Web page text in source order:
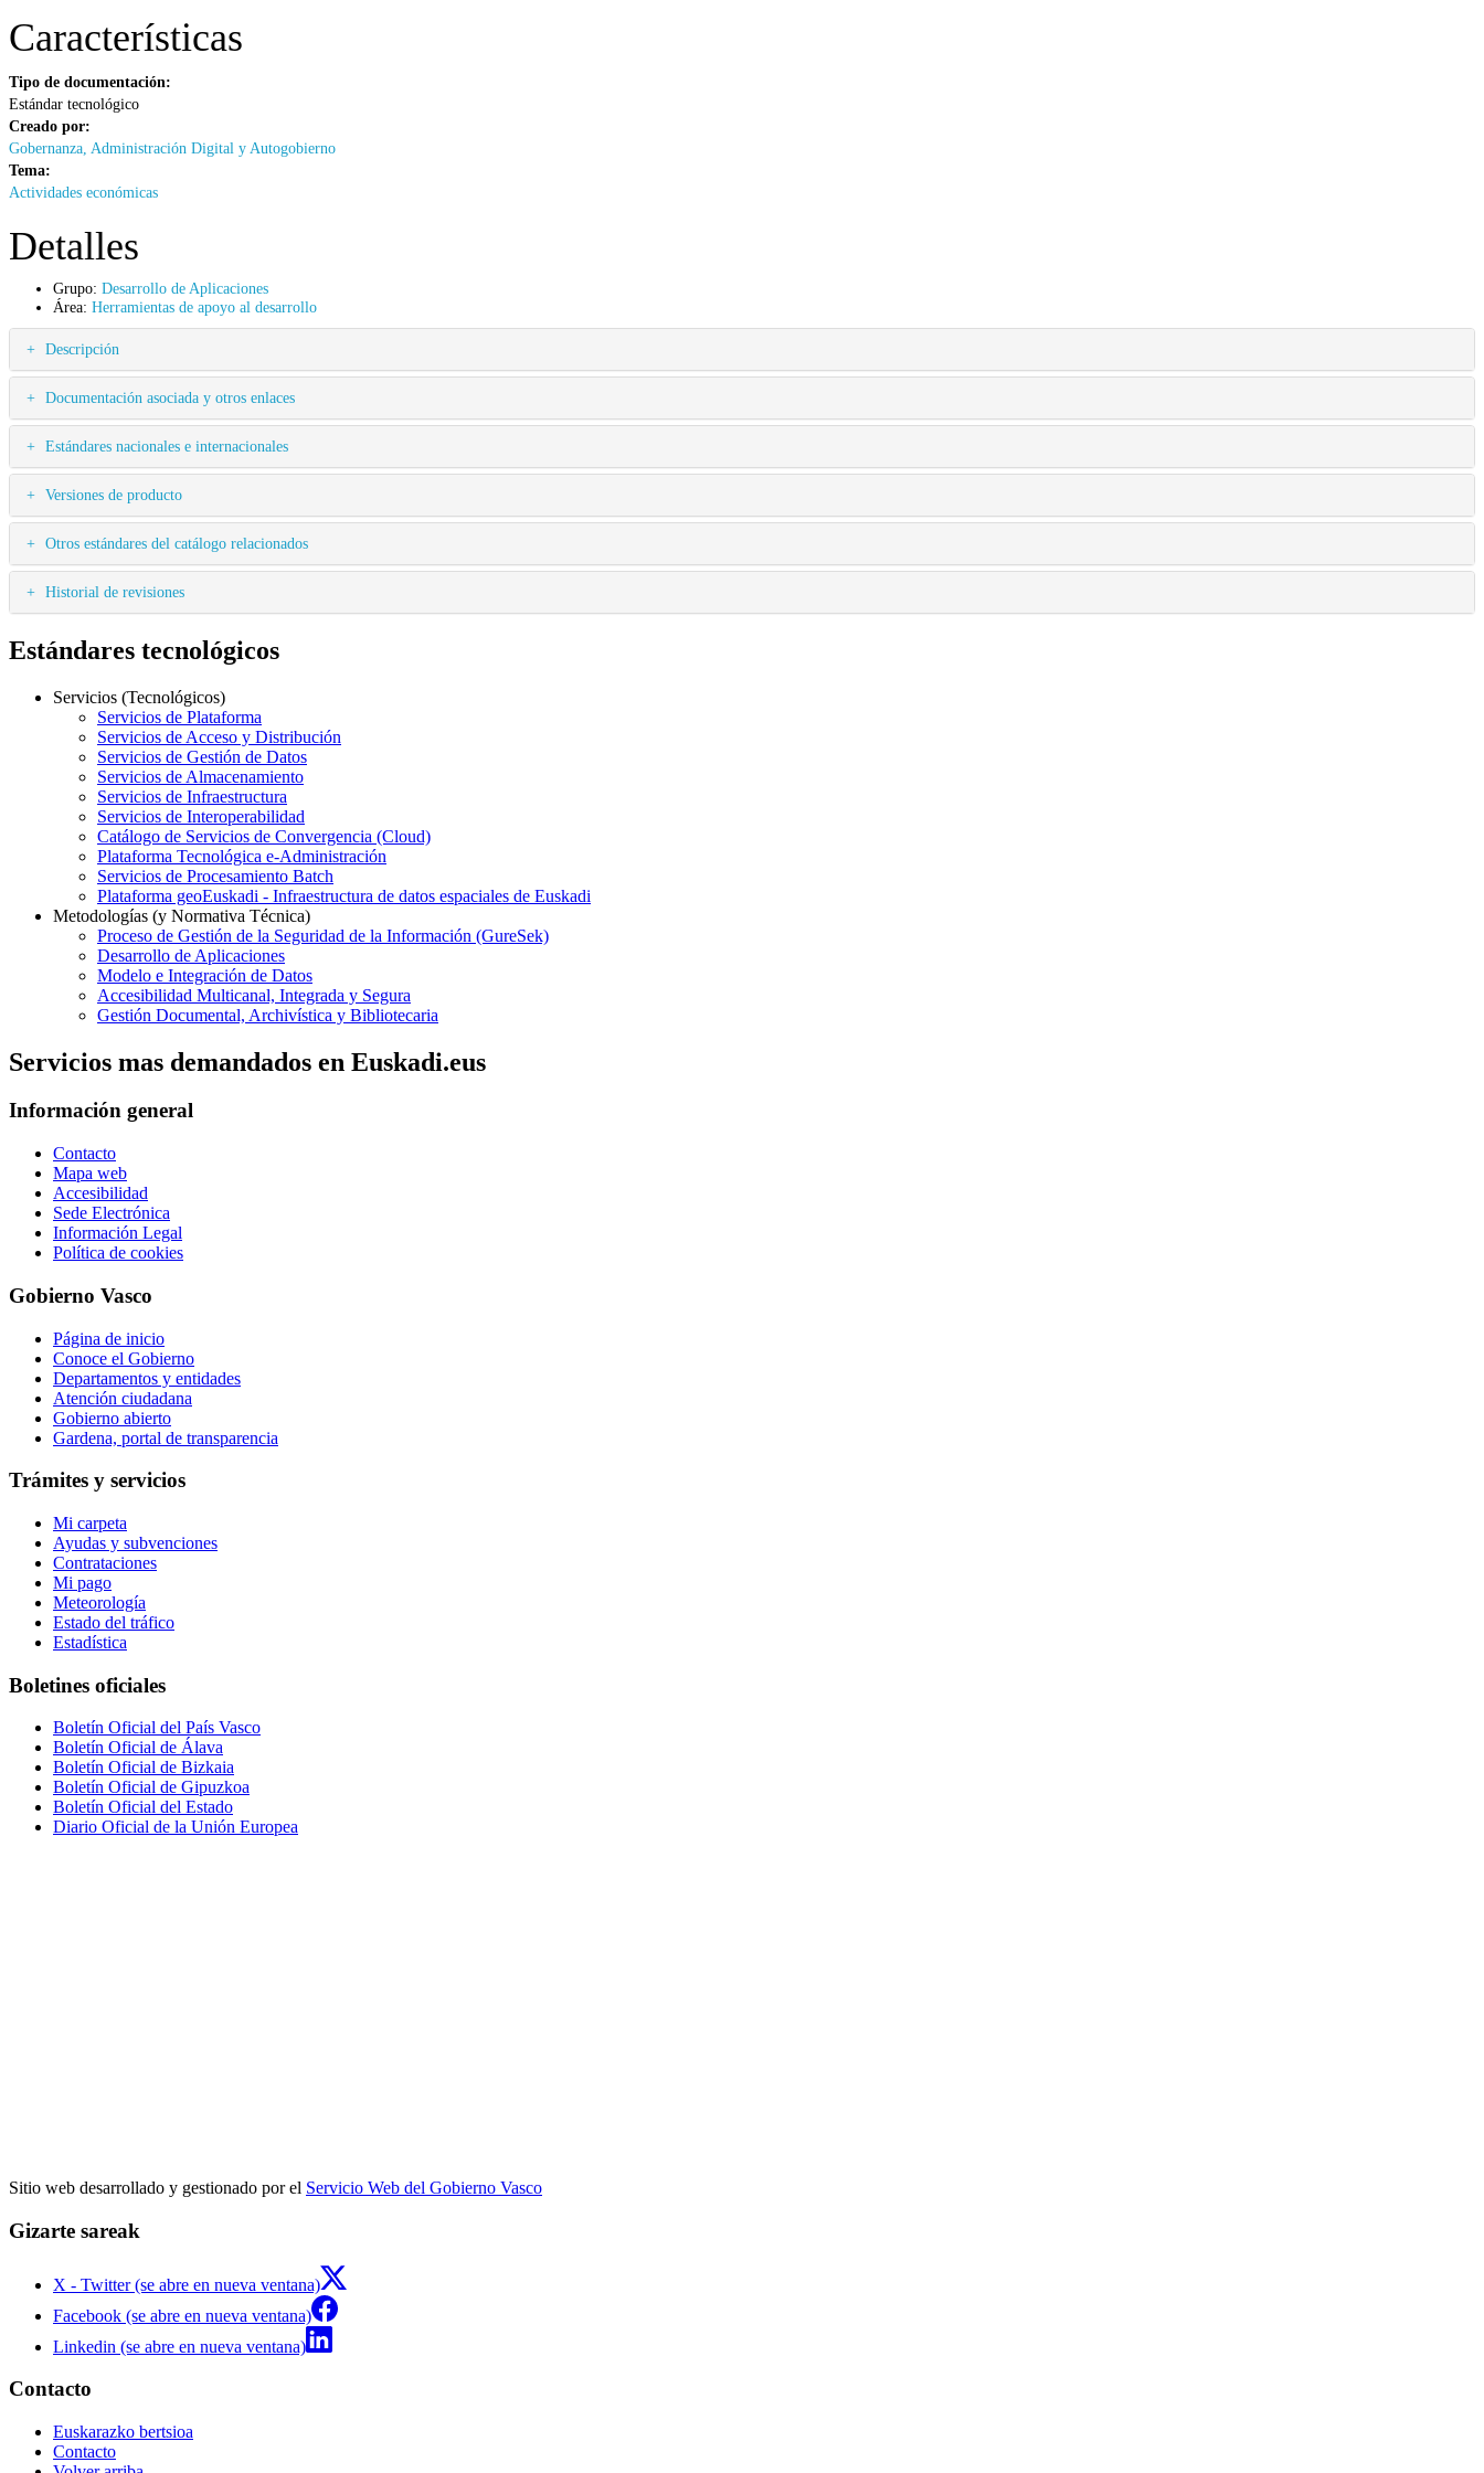
Características
Tipo de documentación:
Estándar tecnológico
Creado por:
Gobernanza, Administración Digital y Autogobierno
Tema:
Actividades económicas
Detalles
Grupo: Desarrollo de Aplicaciones
Área: Herramientas de apoyo al desarrollo
Descripción
Documentación asociada y otros enlaces
Estándares nacionales e internacionales
Versiones de producto
Otros estándares del catálogo relacionados
Historial de revisiones
Estándares tecnológicos
Servicios (Tecnológicos)
Servicios de Plataforma
Servicios de Acceso y Distribución
Servicios de Gestión de Datos
Servicios de Almacenamiento
Servicios de Infraestructura
Servicios de Interoperabilidad
Catálogo de Servicios de Convergencia (Cloud)
Plataforma Tecnológica e-Administración
Servicios de Procesamiento Batch
Plataforma geoEuskadi - Infraestructura de datos espaciales de Euskadi
Metodologías (y Normativa Técnica)
Proceso de Gestión de la Seguridad de la Información (GureSek)
Desarrollo de Aplicaciones
Modelo e Integración de Datos
Accesibilidad Multicanal, Integrada y Segura
Gestión Documental, Archivística y Bibliotecaria
Servicios mas demandados en Euskadi.eus
Información general
Contacto
Mapa web
Accesibilidad
Sede Electrónica
Información Legal
Política de cookies
Gobierno Vasco
Página de inicio
Conoce el Gobierno
Departamentos y entidades
Atención ciudadana
Gobierno abierto
Gardena, portal de transparencia
Trámites y servicios
Mi carpeta
Ayudas y subvenciones
Contrataciones
Mi pago
Meteorología
Estado del tráfico
Estadística
Boletines oficiales
Boletín Oficial del País Vasco
Boletín Oficial de Álava
Boletín Oficial de Bizkaia
Boletín Oficial de Gipuzkoa
Boletín Oficial del Estado
Diario Oficial de la Unión Europea
Sitio web desarrollado y gestionado por el Servicio Web del Gobierno Vasco
Gizarte sareak
X - Twitter (se abre en nueva ventana)
Facebook (se abre en nueva ventana)
Linkedin (se abre en nueva ventana)
Contacto
Euskarazko bertsioa
Contacto